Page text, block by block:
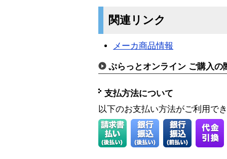
関連リンク
メーカ商品情報
ぷらっとオンライン ご購入の
支払方法について
以下のお支払い方法がご利用で